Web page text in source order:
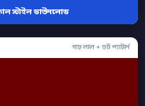
স্টাইল ডাউনলোড
গাঢ় লাল + ডট প্যাটার্ন